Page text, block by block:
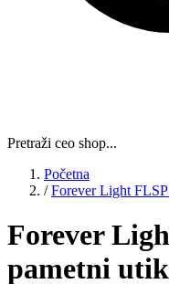
Pretraži ceo shop...
Početna
/ Forever Light
Forever
pametni